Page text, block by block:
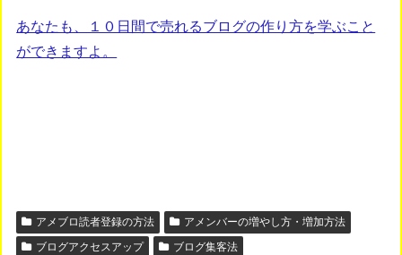
あなたも、１０日間で売れるブログの作り方を学ぶこと
ができますよ。
アメブロ読者登録の方法
アメンバーの増やし方・増加方法
ブログアクセスアップ
ブログ集客法